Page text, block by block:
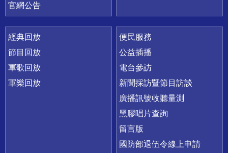
官網公告
經典回放
節目回放
軍歌回放
軍樂回放
便民服務
公益插播
電台參訪
新聞採訪暨節目訪談
廣播訊號收聽量測
黑膠唱片查詢
留言版
國防部退伍令線上申請